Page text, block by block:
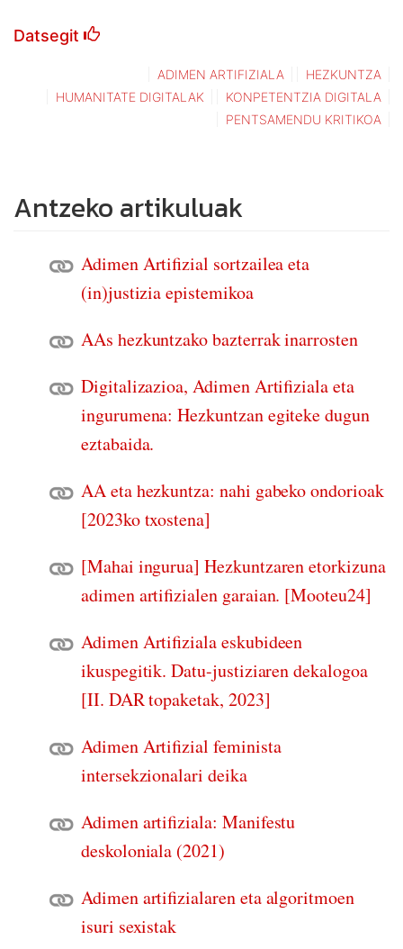
Datsegit
ADIMEN ARTIFIZIALA
HEZKUNTZA
HUMANITATE DIGITALAK
KONPETENTZIA DIGITALA
PENTSAMENDU KRITIKOA
Antzeko artikuluak
Adimen Artifizial sortzailea eta
(in)justizia epistemikoa
AAs hezkuntzako bazterrak inarrosten
Digitalizazioa, Adimen Artifiziala eta
ingurumena: Hezkuntzan egiteke dugun
eztabaida.
AA eta hezkuntza: nahi gabeko ondorioak
[2023ko txostena]
[Mahai ingurua] Hezkuntzaren etorkizuna
adimen artifizialen garaian. [Mooteu24]
Adimen Artifiziala eskubideen
ikuspegitik. Datu-justiziaren dekalogoa
[II. DAR topaketak, 2023]
Adimen Artifizial feminista
intersekzionalari deika
Adimen artifiziala: Manifestu
deskoloniala (2021)
Adimen artifizialaren eta algoritmoen
isuri sexistak